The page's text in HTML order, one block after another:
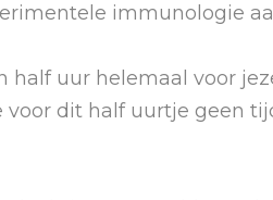
immunologie
half uur helemaal voor
voor dit half uurtje geen